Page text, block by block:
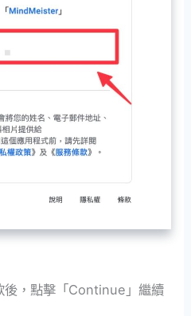
後，點擊「Continue」繼續